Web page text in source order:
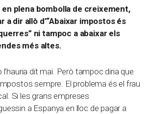
en plena bombolla de creixement,
a dir allò d’“Abaixar impostos és
ni tampoc a abaixar els
més altes.
dit mai. Però tampoc diria que
impostos sempre. El problema és el frau
Si les grans empreses
a Espanya en lloc de pagar a